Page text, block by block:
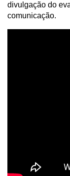
divulgação do
comunicação.